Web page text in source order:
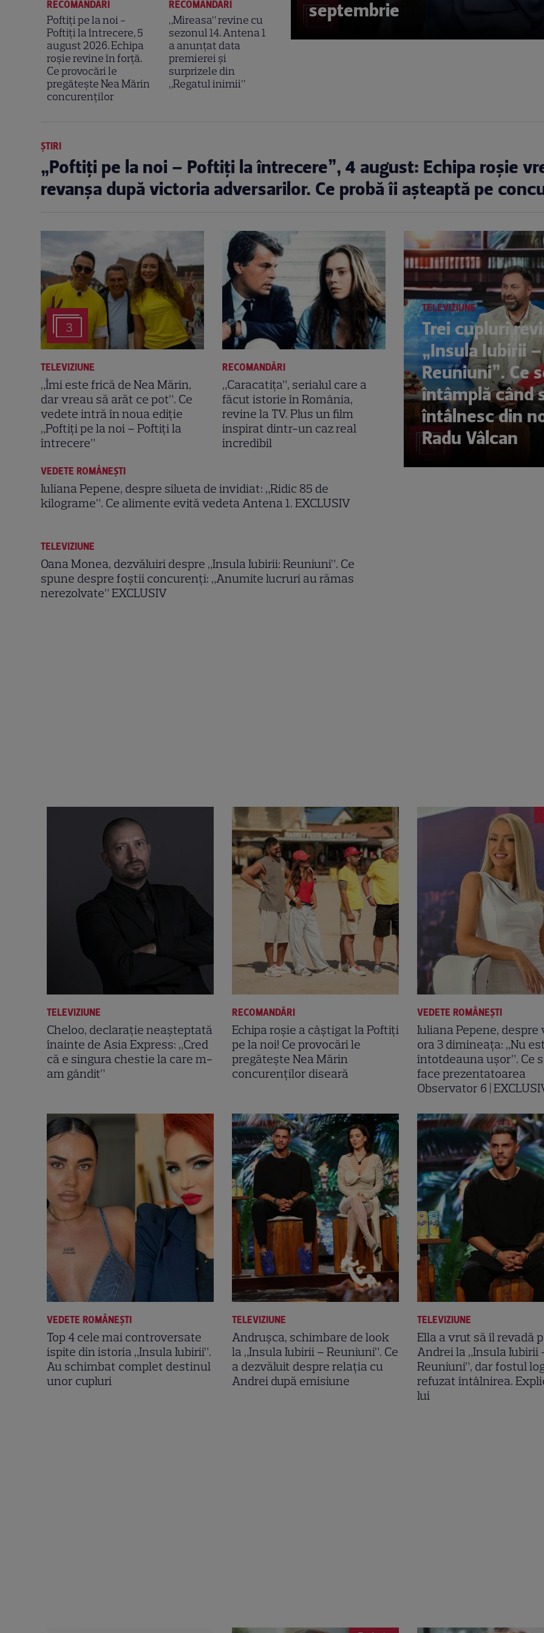
RECOMANDĂRI
Poftiți pe la noi -
Poftiți la întrecere, 5
august 2026. Echipa
roșie revine în forță.
Ce provocări le
pregătește Nea Mărin
concurenților
RECOMANDĂRI
„Mireasa” revine cu
sezonul 14. Antena 1
a anunțat data
premierei și
surprizele din
„Regatul inimii”
9
septembrie
ȘTIRI
„Poftiți pe la noi – Poftiți la întrecere”, 4 august: Echipa roșie
revanșa după victoria adversarilor. Ce probă îi așteaptă pe
3
TELEVIZIUNE
„Îmi este frică de Nea Mărin,
dar vreau să arăt ce pot”. Ce
vedete intră în noua ediție
„Poftiți pe la noi – Poftiți la
întrecere”
RECOMANDĂRI
„Caracatița”, serialul care a
făcut istorie în România,
revine la TV. Plus un film
inspirat dintr-un caz real
incredibil
VEDETE ROMÂNEŞTI
Iuliana Pepene, despre silueta de invidiat: „Ridic 85 de
kilograme”. Ce alimente evită vedeta Antena 1. EXCLUSIV
TELEVIZIUNE
Oana Monea, dezvăluiri despre „Insula Iubirii: Reuniuni”. Ce
spune despre foștii concurenți: „Anumite lucruri au rămas
nerezolvate” EXCLUSIV
4
TELEVIZIUNE
Trei cupluri
„Insula Iubirii –
Reuniuni”. Ce
întâmplă când
întâlnesc din
Radu Vâlcan
TELEVIZIUNE
Cheloo, declarație neașteptată
înainte de Asia Express: „Cred
că e singura chestie la care m-
am gândit”
RECOMANDĂRI
Echipa roșie a câștigat la Poftiți
pe la noi! Ce provocări le
pregătește Nea Mărin
concurenților diseară
VEDETE ROMÂNEŞTI
Iuliana Pepene, despre
ora 3 dimineața: „Nu
întotdeauna ușor”. Ce
face prezentatoarea
Observator 6 |
VEDETE ROMÂNEŞTI
Top 4 cele mai controversate
ispite din istoria „Insula Iubirii”.
Au schimbat complet destinul
unor cupluri
TELEVIZIUNE
Andrușca, schimbare de look
la „Insula Iubirii – Reuniuni”. Ce
a dezvăluit despre relația cu
Andrei după emisiune
TELEVIZIUNE
Ella a vrut să îl revadă
Andrei la „Insula Iubirii
Reuniuni”, dar fostul
refuzat întâlnirea.
lui